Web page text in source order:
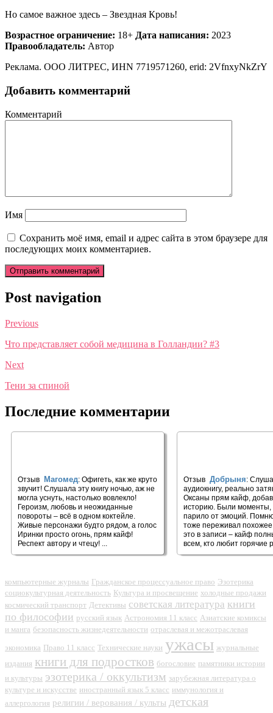
Но самое важное здесь – Звездная Кровь!
Возрастное ограничение: 18+ Дата написания: 2023
Правообладатель: Автор
Реклама. ООО ЛИТРЕС, ИНN 7719571260, erid: 2VfnxyNkZrY
Добавить комментарий
Комментарий
Имя
Сохранить моё имя, email и адрес сайта в этом браузере для
последующих моих комментариев.
Post navigation
Previous
Что представляет собой медицина в Голландии? #3
Next
Тени за спиной
Последние комментарии
Отзыв Магомед: Офигеть, как же круто
звучит! Слушала эту книгу ночью, аж не
могла уснуть, настолько вовлекло!
Героизм, любовь и неожиданные
повороты – всё в одном коктейле.
Живые персонажи будто рядом, а голос
Иринки просто огонь, прям кайф!
Респект автору и чтецу! ...
Отзыв Добрыня:
аудиокнигу, реально
Оксаны прям кайф,
историю. Были моменты,
парило от эмоций.
тоже переживал
это в записи – кайф
всем, кто любит горячие
компьютерные журналы Гражданское процессуальное право Эзотерика
социокультурная деятельность Культура и просвещение холодные продажи
космический транспорт Детективы советская литература книги
по философии русский язык Астрономия 11 класс Азиатские комиксы
и манга безопасность жизнедеятельности отраслевая и межотраслевая
экономика Право 11 класс Технические науки ужасы журнальные
издания книги для подростков богословие памятники истории
и культуры эзотерика / оккультизм зарубежная литература о
культуре и искусстве иностранный язык 5 класс иммунология и
аллергология религии / верования / культы детская